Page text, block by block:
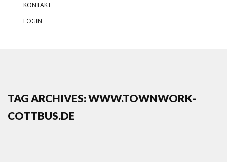
KONTAKT
LOGIN
TAG ARCHIVES: WWW.TOWNWORK-
COTTBUS.DE